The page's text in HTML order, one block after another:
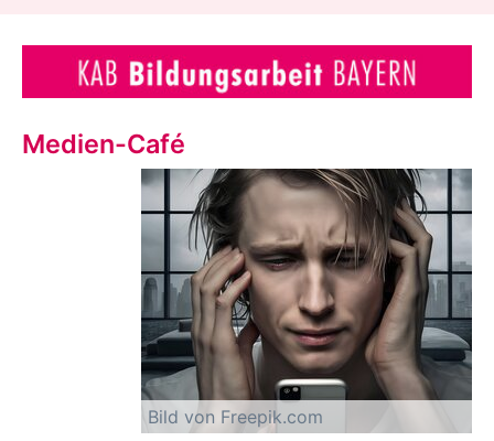
Medien-Café
Bild von Freepik.com